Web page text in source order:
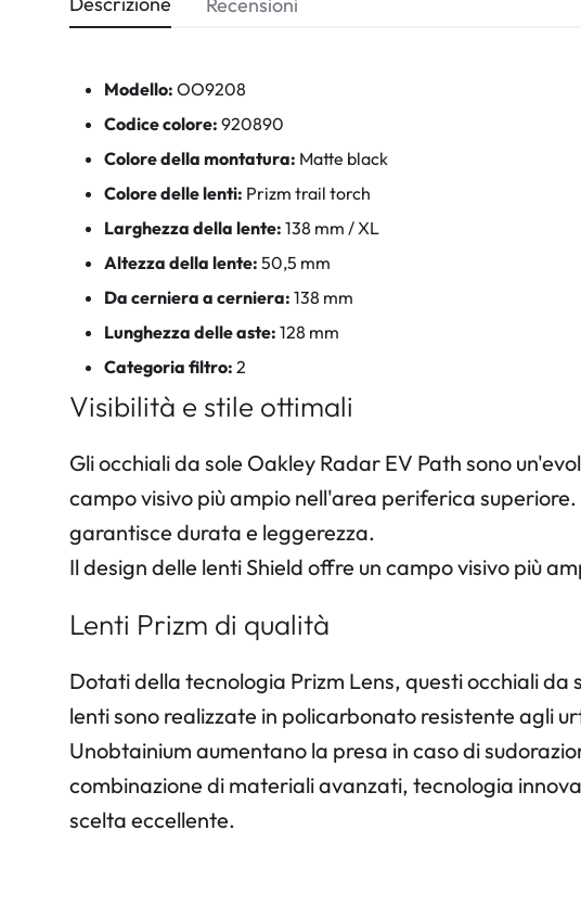
Modello: OO9208
Codice colore: 920890
Colore della montatura: Matte black
Colore delle lenti: Prizm trail torch
Larghezza della lente: 138 mm / XL
Altezza della lente: 50,5 mm
Da cerniera a cerniera: 138 mm
Lunghezza delle aste: 128 mm
Categoria filtro: 2
Visibilità e stile ottimali
Gli occhiali da sole Oakley Radar EV Path sono
campo visivo più ampio nell'area periferica
garantisce durata e leggerezza.
Il design delle lenti Shield offre un campo visivo più
Lenti Prizm di qualità
Dotati della tecnologia Prizm Lens, questi occhiali
lenti sono realizzate in policarbonato resistente agli
Unobtainium aumentano la presa in caso di
combinazione di materiali avanzati, tecnologia
scelta eccellente.